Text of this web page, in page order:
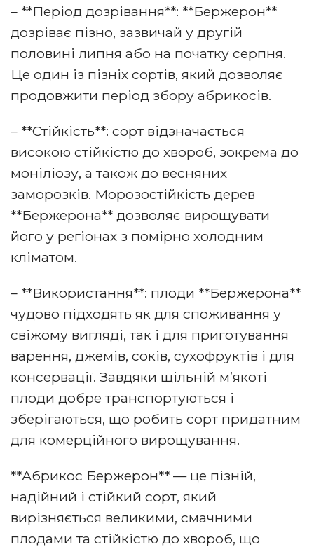
– **Період дозрівання**: **Бержерон**
дозріває пізно, зазвичай у другій
половині липня або на початку серпня.
Це один із пізніх сортів, який дозволяє
продовжити період збору абрикосів.
– **Стійкість**: сорт відзначається
високою стійкістю до хвороб, зокрема до
моніліозу, а також до весняних
заморозків. Морозостійкість дерев
**Бержерона** дозволяє вирощувати
його у регіонах з помірно холодним
кліматом.
– **Використання**: плоди **Бержерона**
чудово підходять як для споживання у
свіжому вигляді, так і для приготування
варення, джемів, соків, сухофруктів і для
консервації. Завдяки щільній м’якоті
плоди добре транспортуються і
зберігаються, що робить сорт придатним
для комерційного вирощування.
**Абрикос Бержерон** — це пізній,
надійний і стійкий сорт, який
вирізняється великими, смачними
плодами та стійкістю до хвороб, що